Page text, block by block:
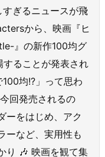
ぎるニュースが飛
から、映画『ヒ
』の新作100均グ
することが発表され
均!?」って思わ
回発売されるの
ーをはじめ、アク
ーなど、実用性も
り 🎶 映画を観て集